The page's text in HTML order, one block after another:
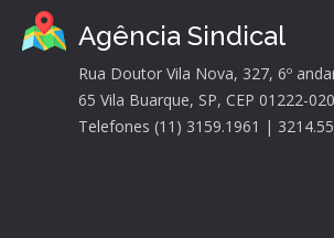
Agência Sindical
Rua Doutor Vila Nova, 327, 6º
65 Vila Buarque, SP, CEP 01222-020
Telefones (11) 3159.1961 |